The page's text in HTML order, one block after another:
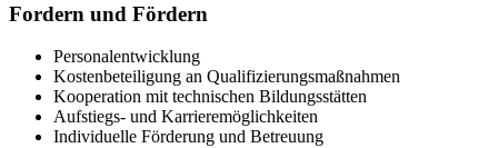
Fordern und Fördern
Personalentwicklung
Kostenbeteiligung an Qualifizierungsmaßnahmen
Kooperation mit technischen Bildungsstätten
Aufstiegs- und Karrieremöglichkeiten
Individuelle Förderung und Betreuung